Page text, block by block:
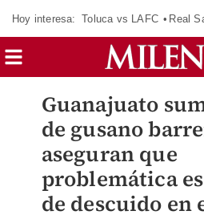
Hoy interesa: Toluca vs LAFC Real
Guanajuato
de gusano
aseguran que
problemática
de descuido en